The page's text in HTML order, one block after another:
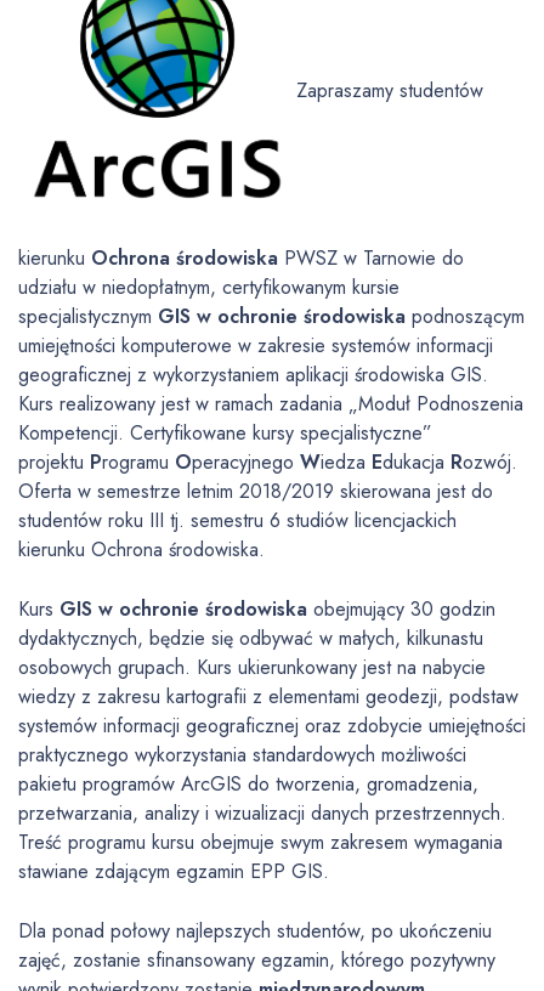
Zapraszamy studentów
kierunku Ochrona środowiska PWSZ w Tarnowie do
udziału w niedopłatnym, certyfikowanym kursie
specjalistycznym GIS w ochronie środowiska podnoszącym
umiejętności komputerowe w zakresie systemów informacji
geograficznej z wykorzystaniem aplikacji środowiska GIS.
Kurs realizowany jest w ramach zadania „Moduł Podnoszenia
Kompetencji. Certyfikowane kursy specjalistyczne”
projektu Programu Operacyjnego Wiedza Edukacja Rozwój.
Oferta w semestrze letnim 2018/2019 skierowana jest do
studentów roku III tj. semestru 6 studiów licencjackich
kierunku Ochrona środowiska.
Kurs GIS w ochronie środowiska obejmujący 30 godzin
dydaktycznych, będzie się odbywać w małych, kilkunastu
osobowych grupach. Kurs ukierunkowany jest na nabycie
wiedzy z zakresu kartografii z elementami geodezji, podstaw
systemów informacji geograficznej oraz zdobycie umiejętności
praktycznego wykorzystania standardowych możliwości
pakietu programów ArcGIS do tworzenia, gromadzenia,
przetwarzania, analizy i wizualizacji danych przestrzennych.
Treść programu kursu obejmuje swym zakresem wymagania
stawiane zdającym egzamin EPP GIS.
Dla ponad połowy najlepszych studentów, po ukończeniu
zajęć, zostanie sfinansowany egzamin, którego pozytywny